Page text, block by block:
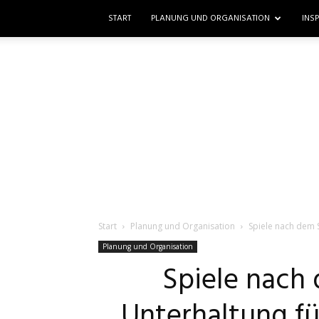
START PLANUNG UND ORGANISATION
Start Planung und Organisation Spiele nach
Planung und Organisation
Spiele